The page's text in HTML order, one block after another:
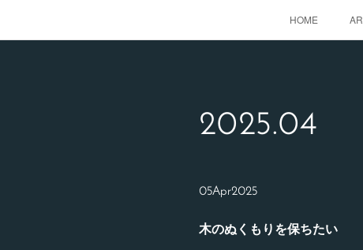
HOME
2025.04
05Apr2025
木のぬくもりを保ちたい